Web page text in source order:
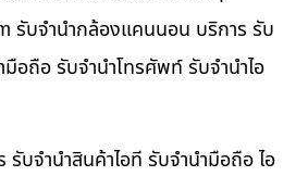
รับจำนำกล้องแคนนอน บริการ รับ
มือถือ รับจำนำโทรศัพท์ รับจำนำไอ
บจำนำสินค้าไอที รับจำนำมือถือ ไอ